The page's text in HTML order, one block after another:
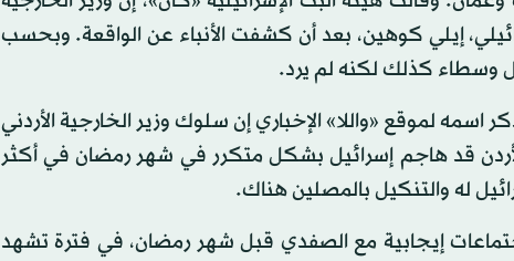
إيلي كوهين، بعد أن كشفت الأنباء عن الواقعة. وبحسب
وسطاء كذلك لكنه لم يرد.
لموقع «واللا» الإخباري إن سلوك وزير الخارجية الأردني
قد هاجم إسرائيل بشكل متكرر في شهر رمضان في أكثر
له والتنكيل بالمصلين هناك.
إيجابية مع الصفدي قبل شهر رمضان، في فترة تشهد